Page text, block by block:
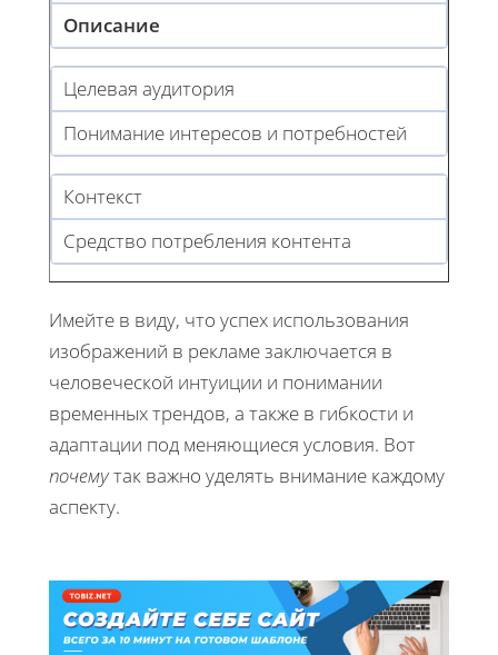
Описание
Целевая аудитория
Понимание интересов и потребностей
Контекст
Средство потребления контента
Имейте в виду, что успех использования
изображений в рекламе заключается в
человеческой интуиции и понимании
временных трендов, а также в гибкости и
адаптации под меняющиеся условия. Вот
почемутак важно уделять внимание каждому
аспекту.